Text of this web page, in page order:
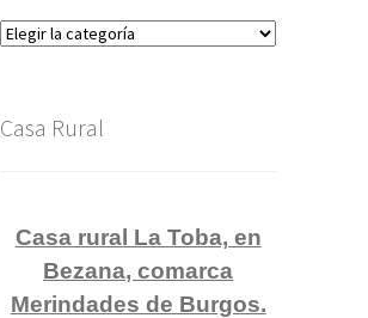
En
Casa Rural
Casa rural La Toba, en
Bezana, comarca
Merindades de Burgos.